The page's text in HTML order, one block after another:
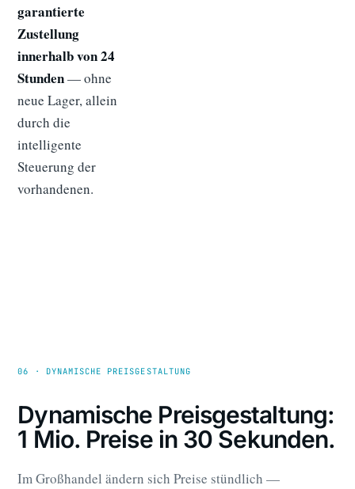
garantierte
Zustellung
innerhalb von 24
Stunden— ohne
neue Lager, allein
durch die
intelligente
Steuerung der
vorhandenen.
06 · DYNAMISCHE PREISGESTALTUNG
Dynamische Preisgestaltung:
1 Mio. Preise in 30 Sekunden.
Im Großhandel ändern sich Preise stündlich —